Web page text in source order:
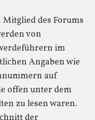
des Forums
von
im
Angaben wie
auf
offen unter dem
zu lesen waren.